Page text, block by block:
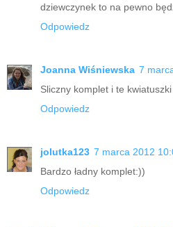
dziewczynek to na pewno
Odpowiedz
Joanna Wiśniewska 7
Sliczny komplet i te
Odpowiedz
jolutka123 7 marca 2012
Bardzo ładny komplet:))
Odpowiedz